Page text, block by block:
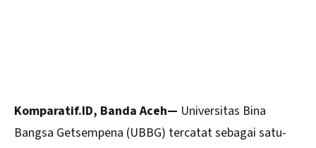
Komparatif.ID, Banda Aceh— Universitas Bina
Bangsa Getsempena (UBBG) tercatat sebagai satu-